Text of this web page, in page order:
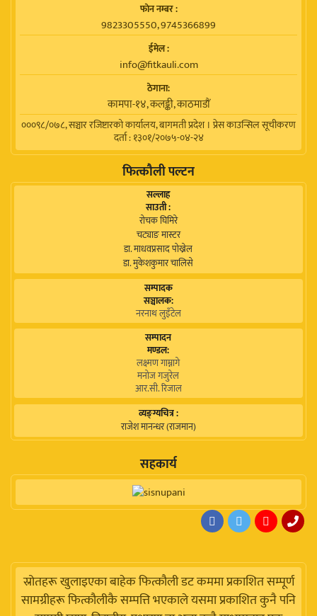
फाेन नम्बर :
9823305550, 9745366899
ईमेल :
info@fitkauli.com
ठेगाना:
कामपा-१४, कलङ्की, काठमाडाैं
०००९८/०७८, सञ्चार रजिष्टारको कार्यालय, बागमती प्रदेश । प्रेस काउन्सिल सूचीकरण
दर्ता : १३०१/२०७५-०४-२४
फित्कौली पल्टन
सल्लाह
साउती :
रोचक घिमिरे
चट्याङ मास्टर
डा. माधवप्रसाद पोख्रेल
डा. मुकेशकुमार चालिसे
सम्पादक
सञ्चालक:
नरनाथ लुइँटेल
सम्पादन
मण्डल:
लक्ष्मण गाम्नागे
मनोज गजुरेल
आर.सी. रिजाल
व्यङ्ग्यचित्र :
राजेश मानन्धर (राजमान)
सहकार्य
स्रोतहरू खुलाइएका बाहेक फित्कौली डट कममा प्रकाशित सम्पूर्ण
सामग्रीहरू फित्कौलीकै सम्पत्ति भएकाले यसमा प्रकाशित कुनै पनि